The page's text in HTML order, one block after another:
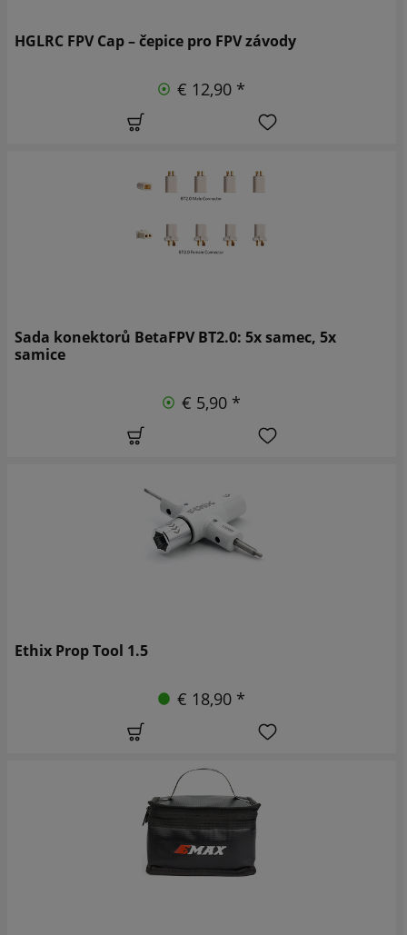
HGLRC FPV Cap – čepice pro FPV závody
€ 12,90 *
Sada konektorů BetaFPV BT2.0: 5x samec, 5x
samice
€ 5,90 *
Ethix Prop Tool 1.5
€ 18,90 *